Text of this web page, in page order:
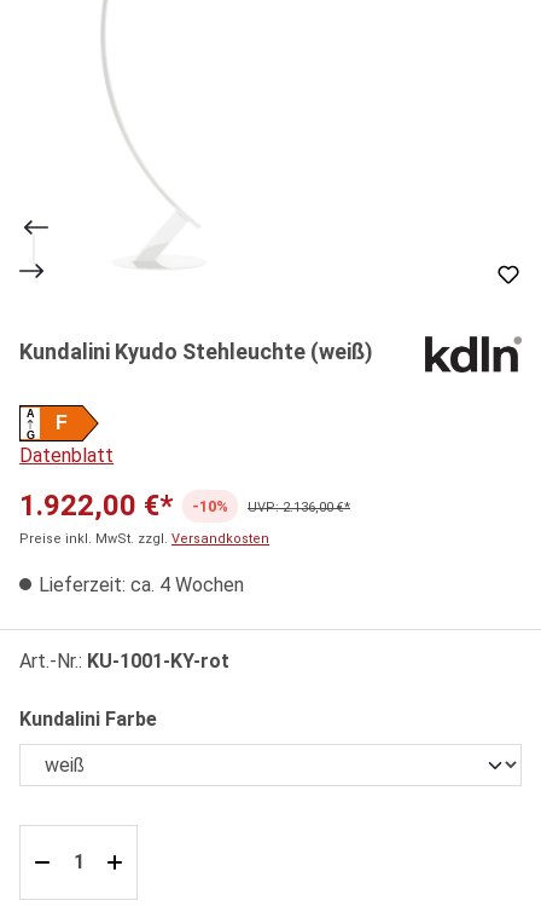
Kundalini Kyudo Stehleuchte (weiß)
F
A
G
Datenblatt
1.922,00 €* -10%
UVP: 2.136,00 €*
Preise inkl. MwSt. zzgl. Versandkosten
Lieferzeit: ca. 4 Wochen
Art.-Nr.: KU-1001-KY-rot
Kundalini Farbeauswählen